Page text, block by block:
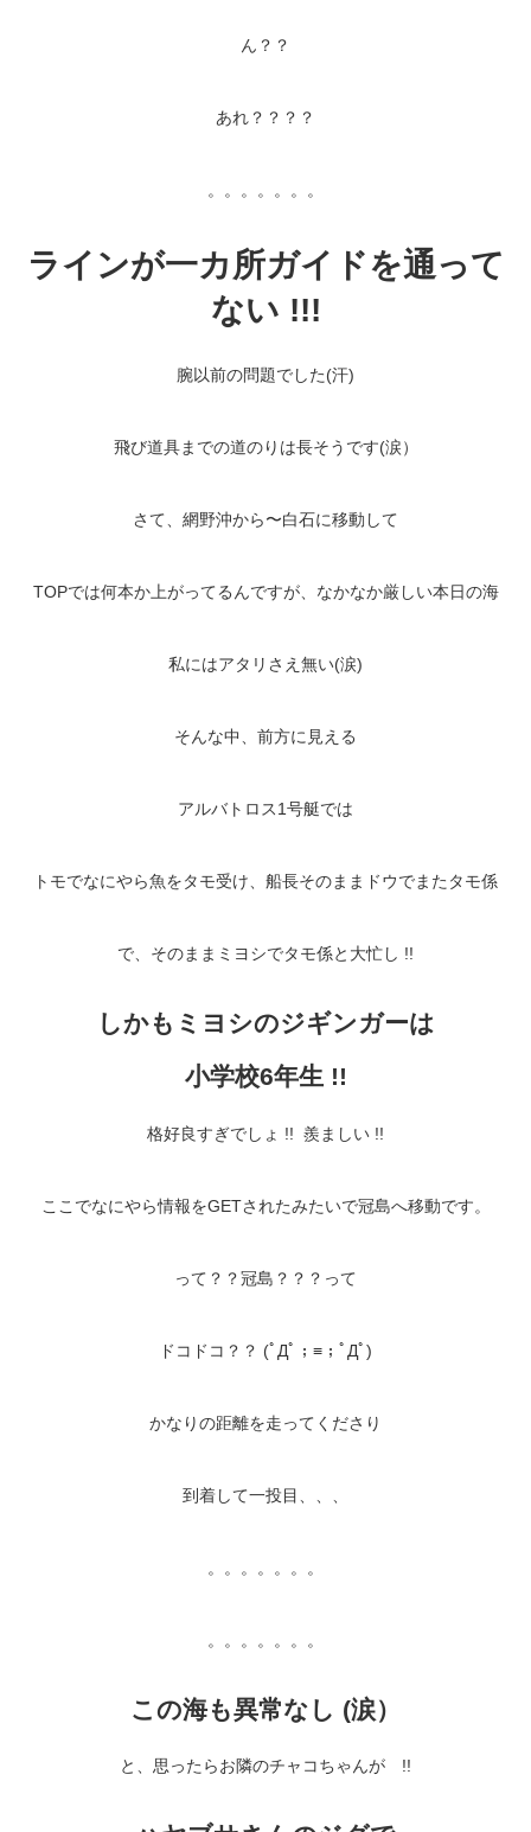
ん？？
あれ？？？？
。。。。。。。
ラインが一カ所ガイドを通って
ない !!!
腕以前の問題でした(汗)
飛び道具までの道のりは長そうです(涙）
さて、網野沖から〜白石に移動して
TOPでは何本か上がってるんですが、なかなか厳しい本日の海
私にはアタリさえ無い(涙)
そんな中、前方に見える
アルバトロス1号艇では
トモでなにやら魚をタモ受け、船長そのままドウでまたタモ係
で、そのままミヨシでタモ係と大忙し !!
しかもミヨシのジギンガーは
小学校6年生 !!
格好良すぎでしょ !! 羨ましい !!
ここでなにやら情報をGETされたみたいで冠島へ移動です。
って？？冠島？？？ って
ドコドコ？？ (ﾟДﾟ；≡；ﾟДﾟ)
かなりの距離を走ってくださり
到着して一投目、、、
。。。。。。。
。。。。。。。
この海も異常なし (涙）
と、思ったらお隣のチャコちゃんが !!